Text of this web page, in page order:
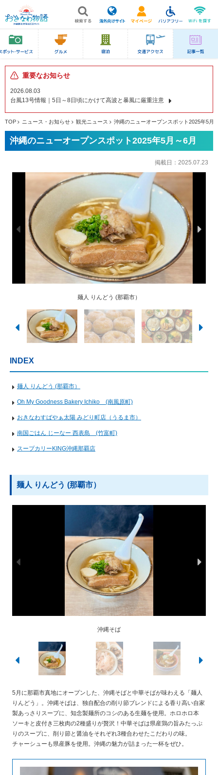
重要なお知らせ
2026.08.03
台風13号情報｜5日～8日頃にかけて高波と暴風に厳重注意
TOP ニュース・お知らせ 観光ニュース 沖縄のニューオープンスポット2025年5月
沖縄のニューオープンスポット2025年5月～6月
掲載日： 2025.07.23
麺人 りんどう (那覇市）
Oh My Goodness Bakery Ichiko (南風原町)
おきなわすばやぁ太陽 みどり町店（うるま市）
南国ごはん じーなー 西表島 (竹富町)
スープカリーKING沖縄那覇店（那覇市）
INDEX
麺人 りんどう (那覇市）
Oh My Goodness Bakery Ichiko (南風原町)
おきなわすばやぁ太陽 みどり町店（うるま市）
南国ごはん じーなー 西表島 (竹富町)
スープカリーKING沖縄那覇店
麺人 りんどう (那覇市）
沖縄そば
沖縄そばのスープに使用している削り節
中華そば
知念製麺所の中華麺
沖縄県産豚を使用したチャーシュー
5月に那覇市真地にオープンした、沖縄そばと中華そばが味わえる「麺人
りんどう」。沖縄そばは、独自配合の削り節ブレンドによる香り高い自家
製あっさりスープに、知念製麺所のコシのある生麺を使用。ホロホロ本
ソーキと皮付き三枚肉の2種盛りが贅沢！中華そばは県産鶏の旨みたっぷ
りのスープに、削り節と醤油をそれぞれ3種合わせたこだわりの味。
チャーシューも県産豚を使用。沖縄の魅力が詰まった一杯をぜひ。